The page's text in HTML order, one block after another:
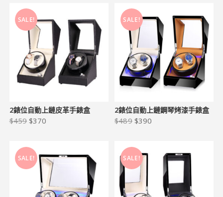
SALE!
2錶位自動上鏈皮革手錶盒
$459 $370
SALE!
2錶位自動上鏈鋼琴烤漆手錶盒
$489 $390
SALE! SALE!